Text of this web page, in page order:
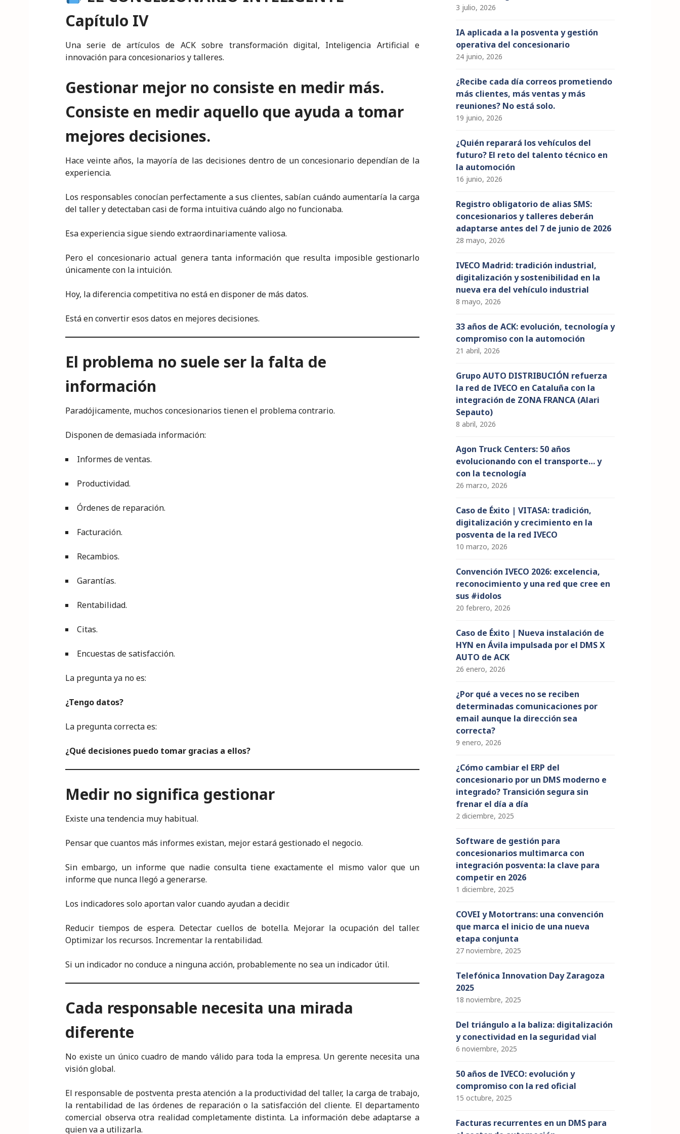
e
dI
n
e
b
o
o
k
te
r
ts
A
p
p
Capítulo IV
Una serie de artículos de ACK sobre transformación digital, Inteligencia Artificial e
innovación para concesionarios y talleres.
Gestionar mejor no consiste en medir más.
Consiste en medir aquello que ayuda a tomar
mejores decisiones.
Hace veinte años, la mayoría de las decisiones dentro de un concesionario dependían de la
experiencia.
Los responsables conocían perfectamente a sus clientes, sabían cuándo aumentaría la carga
del taller y detectaban casi de forma intuitiva cuándo algo no funcionaba.
Esa experiencia sigue siendo extraordinariamente valiosa.
Pero el concesionario actual genera tanta información que resulta imposible gestionarlo
únicamente con la intuición.
Hoy, la diferencia competitiva no está en disponer de más datos.
Está en convertir esos datos en mejores decisiones.
El problema no suele ser la falta de
información
Paradójicamente, muchos concesionarios tienen el problema contrario.
Disponen de demasiada información:
Informes de ventas.
Productividad.
Órdenes de reparación.
Facturación.
Recambios.
Garantías.
Rentabilidad.
Citas.
Encuestas de satisfacción.
La pregunta ya no es:
¿Tengo datos?
La pregunta correcta es:
¿Qué decisiones puedo tomar gracias a ellos?
Medir no significa gestionar
Existe una tendencia muy habitual.
Pensar que cuantos más informes existan, mejor estará gestionado el negocio.
Sin embargo, un informe que nadie consulta tiene exactamente el mismo valor que un
informe que nunca llegó a generarse.
Los indicadores solo aportan valor cuando ayudan a decidir.
Reducir tiempos de espera. Detectar cuellos de botella. Mejorar la ocupación del taller.
Optimizar los recursos. Incrementar la rentabilidad.
Si un indicador no conduce a ninguna acción, probablemente no sea un indicador útil.
Cada responsable necesita una mirada
diferente
No existe un único cuadro de mando válido para toda la empresa. Un gerente necesita una
visión global.
El responsable de postventa presta atención a la productividad del taller, la carga de trabajo,
la rentabilidad de las órdenes de reparación o la satisfacción del cliente. El departamento
comercial observa otra realidad completamente distinta. La información debe adaptarse a
quien va a utilizarla.
3 julio, 2026
IA aplicada a la posventa y gestión
operativa del concesionario
24 junio, 2026
¿Recibe cada día correos prometiendo
más clientes, más ventas y más
reuniones? No está solo.
19 junio, 2026
¿Quién reparará los vehículos del
futuro? El reto del talento técnico en
la automoción
16 junio, 2026
Registro obligatorio de alias SMS:
concesionarios y talleres deberán
adaptarse antes del 7 de junio de 2026
28 mayo, 2026
IVECO Madrid: tradición industrial,
digitalización y sostenibilidad en la
nueva era del vehículo industrial
8 mayo, 2026
33 años de ACK: evolución, tecnología y
compromiso con la automoción
21 abril, 2026
Grupo AUTO DISTRIBUCIÓN refuerza
la red de IVECO en Cataluña con la
integración de ZONA FRANCA (Alari
Sepauto)
8 abril, 2026
Agon Truck Centers: 50 años
evolucionando con el transporte… y
con la tecnología
26 marzo, 2026
Caso de Éxito | VITASA: tradición,
digitalización y crecimiento en la
posventa de la red IVECO
10 marzo, 2026
Convención IVECO 2026: excelencia,
reconocimiento y una red que cree en
sus #idolos
20 febrero, 2026
Caso de Éxito | Nueva instalación de
HYN en Ávila impulsada por el DMS X
AUTO de ACK
26 enero, 2026
¿Por qué a veces no se reciben
determinadas comunicaciones por
email aunque la dirección sea
correcta?
9 enero, 2026
¿Cómo cambiar el ERP del
concesionario por un DMS moderno e
integrado? Transición segura sin
frenar el día a día
2 diciembre, 2025
Software de gestión para
concesionarios multimarca con
integración posventa: la clave para
competir en 2026
1 diciembre, 2025
COVEI y Motortrans: una convención
que marca el inicio de una nueva
etapa conjunta
27 noviembre, 2025
Telefónica Innovation Day Zaragoza
2025
18 noviembre, 2025
Del triángulo a la baliza: digitalización
y conectividad en la seguridad vial
6 noviembre, 2025
50 años de IVECO: evolución y
compromiso con la red oficial
15 octubre, 2025
Facturas recurrentes en un DMS para